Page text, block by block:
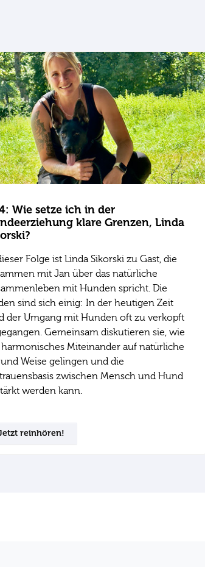
Wie setze ich in der
klare Grenzen, Linda
Folge ist Linda Sikorski zu Gast, die
mit Jan über das natürliche
mit Hunden spricht. Die
sind sich einig: In der heutigen Zeit
der Umgang mit Hunden oft zu verkopft
Gemeinsam diskutieren sie, wie
Miteinander auf natürliche
Weise gelingen und die
zwischen Mensch und Hund
werden kann.
reinhören!